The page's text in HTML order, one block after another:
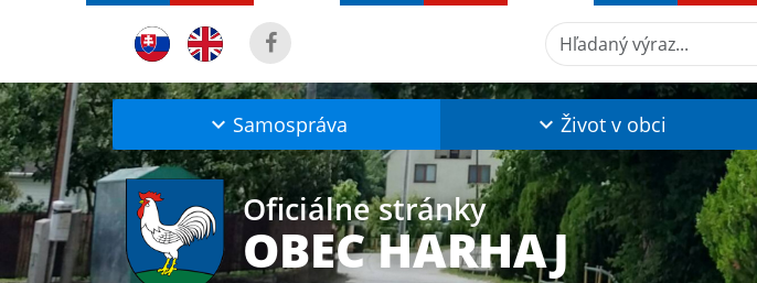
Hľadaný výraz...
Samospráva Život v obci
Oficiálne stránky
OBEC HARHAJ